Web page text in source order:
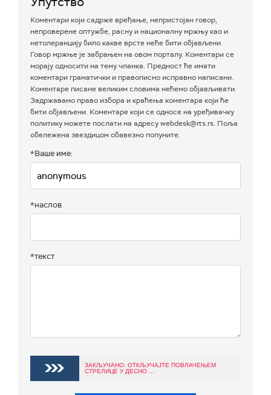
Коментари који садрже вређање, непристојан говор,
непроверене оптужбе, расну и националну мржњу као и
нетолеранцију било какве врсте неће бити објављени.
Говор мржње је забрањен на овом порталу. Коментари се
морају односити на тему чланка. Предност ће имати
коментари граматички и правописно исправно написани.
Коментаре писане великим словима нећемо објављивати.
Задржавамо право избора и краћења коментара који ће
бити објављени. Коментаре који се односе на уређивачку
политику можете послати на адресу webdesk@rts.rs. Поља
обележена звездицом обавезно попуните.
*Ваше име:
*наслов
*текст
ЗАКЉУЧАНО: ОТКЉУЧАЈТЕ ПОВЛАЧЕЊЕМ
СТРЕЛИЦЕ У ДЕСНО ...